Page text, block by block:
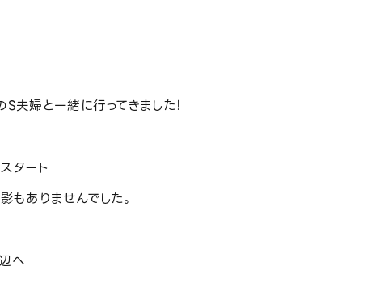
夫婦と一緒に行ってきました！
タート
ありませんでした。
へ